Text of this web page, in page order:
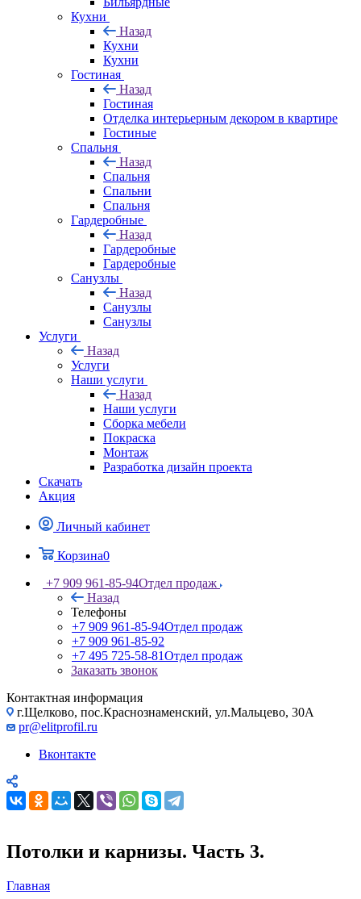
Кухни
Назад
Кухни
Кухни
Гостиная
Назад
Гостиная
Отделка интерьерным декором в квартире
Гостиные
Спальня
Назад
Спальня
Спальни
Спальня
Гардеробные
Назад
Гардеробные
Гардеробные
Санузлы
Назад
Санузлы
Санузлы
Услуги
Назад
Услуги
Наши услуги
Назад
Наши услуги
Сборка мебели
Покраска
Монтаж
Разработка дизайн проекта
Скачать
Акция
Личный кабинет
Корзина0
+7 909 961-85-94Отдел продаж
Назад
Телефоны
+7 909 961-85-94Отдел продаж
+7 909 961-85-92
+7 495 725-58-81Отдел продаж
Заказать звонок
Контактная информация
г.Щелково, пос.Краснознаменский, ул.Мальцево, 30А
pr@elitprofil.ru
Вконтакте
Потолки и карнизы. Часть 3.
Главная